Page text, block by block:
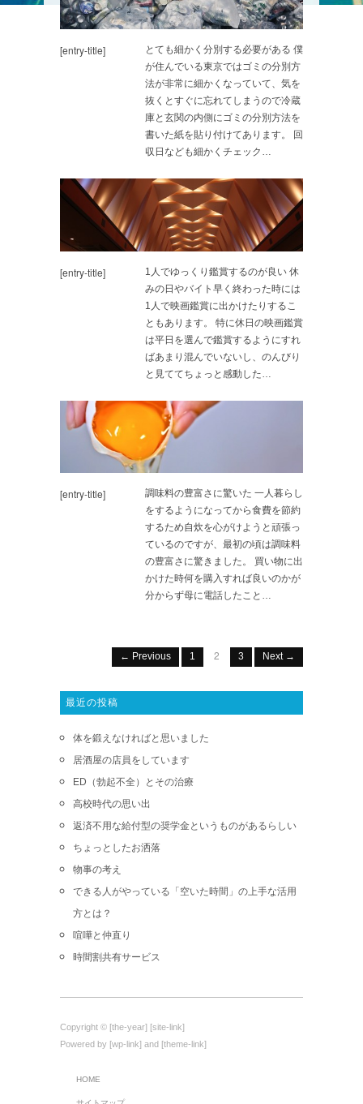
[entry-title]
とても細かく分別する必要がある 僕
が住んでいる東京ではゴミの分別方
法が非常に細かくなっていて、気を
抜くとすぐに忘れてしまうので冷蔵
庫と玄関の内側にゴミの分別方法を
書いた紙を貼り付けてあります。 回
収日なども細かくチェック…
[entry-title]
1人でゆっくり鑑賞するのが良い 休
みの日やバイト早く終わった時には
1人で映画鑑賞に出かけたりするこ
ともあります。 特に休日の映画鑑賞
は平日を選んで鑑賞するようにすれ
ばあまり混んでいないし、のんびり
と見ててちょっと感動した…
[entry-title]
調味料の豊富さに驚いた 一人暮らし
をするようになってから食費を節約
するため自炊を心がけようと頑張っ
ているのですが、最初の頃は調味料
の豊富さに驚きました。 買い物に出
かけた時何を購入すれば良いのかが
分からず母に電話したこと…
← Previous 1 2 3 Next →
最近の投稿
体を鍛えなければと思いました
居酒屋の店員をしています
ED（勃起不全）とその治療
高校時代の思い出
返済不用な給付型の奨学金というものがあるらしい
ちょっとしたお洒落
物事の考え
できる人がやっている「空いた時間」の上手な活用
方とは？
喧嘩と仲直り
時間割共有サービス
Copyright © [the-year] [site-link]
Powered by [wp-link] and [theme-link]
HOME